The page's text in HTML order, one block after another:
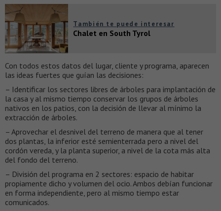
También te puede interesar
Chalet en South Tyrol
Con todos estos datos del lugar, cliente y programa, aparecen
las ideas fuertes que guían las decisiones:
– Identificar los sectores libres de árboles para implantación de
la casa y al mismo tiempo conservar los grupos de árboles
nativos en los patios, con la decisión de llevar al mínimo la
extracción de árboles.
– Aprovechar el desnivel del terreno de manera que al tener
dos plantas, la inferior esté semienterrada pero a nivel del
cordón vereda, y la planta superior, a nivel de la cota más alta
del fondo del terreno.
– División del programa en 2 sectores: espacio de habitar
propiamente dicho y volumen del ocio. Ambos debían funcionar
en forma independiente, pero al mismo tiempo estar
comunicados.